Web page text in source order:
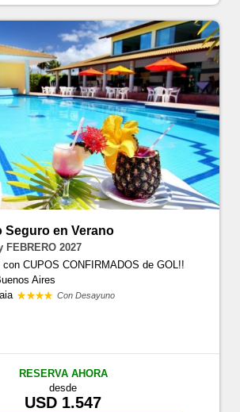
Seguro en Verano
FEBRERO 2027
CUPOS CONFIRMADOS de GOL!!
Aires
Con Desayuno
RESERVA AHORA
desde
USD 1.547